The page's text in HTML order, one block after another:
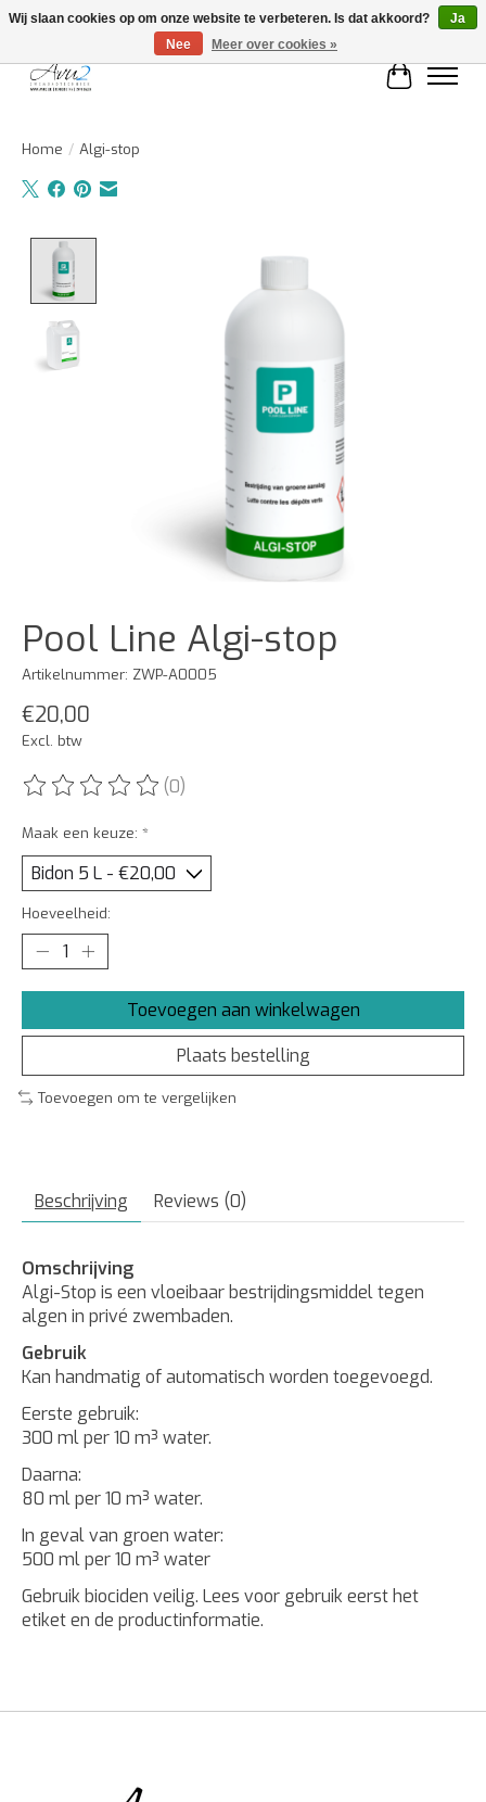
Home / Algi-stop
Pool Line Algi-stop
Artikelnummer: ZWP-A0005
€20,00
Excl. btw
De beoordeling van dit product is
(0)
Maak een keuze: *
Hoeveelheid:
Toevoegen aan winkelwagen
Plaats bestelling
Toevoegen om te vergelijken
Beschrijving Reviews (0)
Omschrijving
Algi-Stop is een vloeibaar bestrijdingsmiddel tegen
algen in privé zwembaden.
Gebruik
Kan handmatig of automatisch worden toegevoegd.
Eerste gebruik:
300 ml per 10 m³ water.
Daarna:
80 ml per 10 m³ water.
In geval van groen water:
500 ml per 10 m³ water
Gebruik biociden veilig. Lees voor gebruik eerst het
etiket en de productinformatie.
Wij slaan cookies op om onze website te verbeteren. Is dat akkoord?
Ja
Nee
Meer over cookies »